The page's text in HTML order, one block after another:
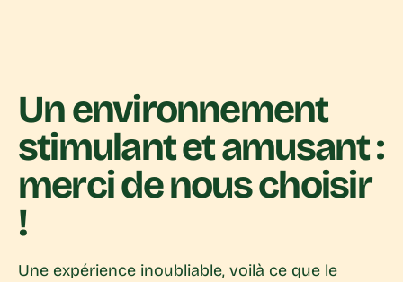
Un environnement
stimulant et amusant :
merci de nous choisir
!
Une expérience inoubliable, voilà ce que le